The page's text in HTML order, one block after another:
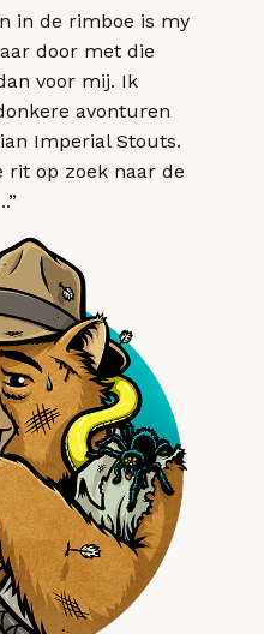
in de rimboe is my
door met die
voor mij. Ik
avonturen
Imperial Stouts.
rit op zoek naar de